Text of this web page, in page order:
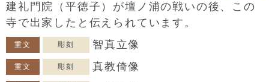
建礼門院（平徳子）が壇ノ浦の戦いの後、この
寺で出家したと伝えられています。
重文 彫刻 智真立像
重文 彫刻 真教倚像